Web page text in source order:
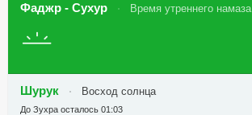
Фаджр - Сухур Время утреннего намаза
Шурук Восход солнца
До Зухра осталось 01:03